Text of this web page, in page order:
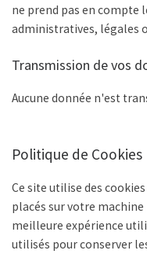
ne prend pas en compte
administratives, légales
Transmission de vos
Aucune donnée n'est
Politique de Cookies
Ce site utilise des
placés sur votre
meilleure expérience
utilisés pour conserver